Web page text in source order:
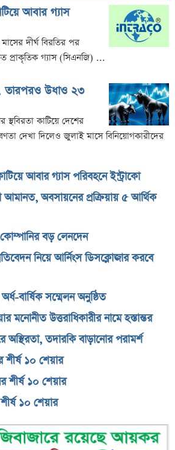
বড় লেনদেন
নিয়ে আর্নিংস ডিসক্লোজার
বার্ষিক সম্মেলন অনুষ্ঠিত
মনোনীত উত্তরাধিকারীর নামে
অস্থিরতা, তদারকি বাড়ানোর পরামর্শ
১০ শেয়ার
১০ শেয়ার
বাড়ায় ডিএসইর সতর্কবার্তা
ঘোষণা
জানালো এস আলম কোল্ড রোল্ড স্টিল
পর্তুগালে প্রথম চালান রপ্তানি
মন্তব্য সোহেল তাজের
প্রান্তিক প্রকাশ
দামে ইতিহাসের বড় উল্লম্ফন
যে কারণে বের হয়ে গেলেন ৪৪০০০
ভারতকে কড়া বার্তা বাংলাদেশের
বিতর্ক, মুখ খুললেন সজীব ওয়াজেদ জয়
আবার গ্যাস
দীর্ঘ বিরতির পর
প্রাকৃতিক গ্যাস (সিএনজি) ...
তারপরও উধাও ২৩
স্থবিরতা কাটিয়ে দেশের
দেখা দিলেও জুলাই মাসে বিনিয়োগকারীদের
আবার গ্যাস পরিবহনে ইন্ট্রাকো
আমানত, অবসায়নের প্রক্রিয়ায় ৫ আর্থিক
বড় লেনদেন
নিয়ে আর্নিংস ডিসক্লোজার করবে
বার্ষিক সম্মেলন অনুষ্ঠিত
মনোনীত উত্তরাধিকারীর নামে হস্তান্তর
অস্থিরতা, তদারকি বাড়ানোর পরামর্শ
১০ শেয়ার
১০ শেয়ার
১০ শেয়ার